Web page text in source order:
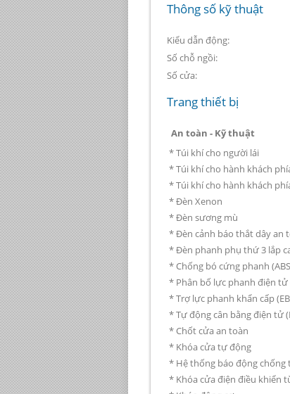
Thông số kỹ thuật
Kiểu dẫn động:
Số chỗ ngồi:
Số cửa:
Trang thiết bị
An toàn - Kỹ thuật
* Túi khí cho người lái
* Túi khí cho hành khách
* Túi khí cho hành khách
* Đèn Xenon
* Đèn sương mù
* Đèn cảnh báo thắt dây an
* Đèn phanh phụ thứ 3 lắp
* Chống bó cứng phanh
* Phân bố lực phanh điện tử
* Trợ lực phanh khẩn cấp
* Tự động cân bằng điện tử
* Chốt cửa an toàn
* Khóa cửa tự động
* Hệ thống báo động chống
* Khóa cửa điện điều khiển